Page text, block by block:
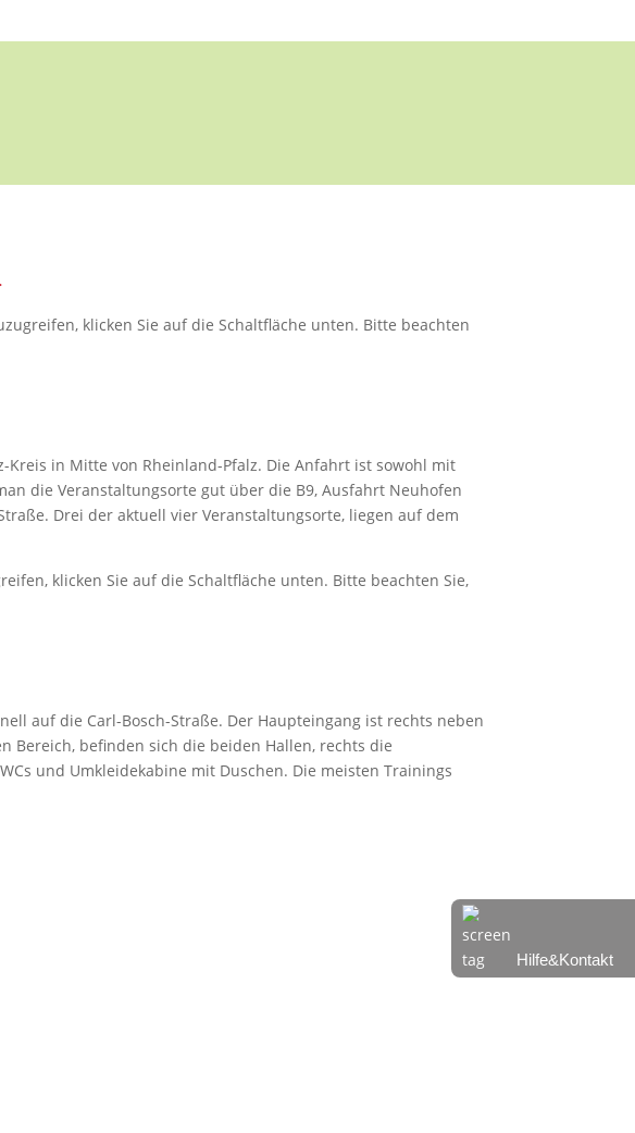
klicken Sie auf die Schaltfläche unten. Bitte beachten
in Mitte von Rheinland-Pfalz. Die Anfahrt ist sowohl mit
die Veranstaltungsorte gut über die B9, Ausfahrt Neuhofen
Drei der aktuell vier Veranstaltungsorte, liegen auf dem
klicken Sie auf die Schaltfläche unten. Bitte beachten Sie,
auf die Carl-Bosch-Straße. Der Haupteingang ist rechts neben
Bereich, befinden sich die beiden Hallen, rechts die
und Umkleidekabine mit Duschen. Die meisten Trainings
Hilfe&Kontakt